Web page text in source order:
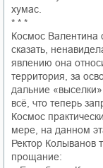
хумас.
* * *
Космос
сказать,
явлению она
территория, за
дальние
всё, что теперь
Космос
мере, на данном
Ректор Колыванов
прощание: